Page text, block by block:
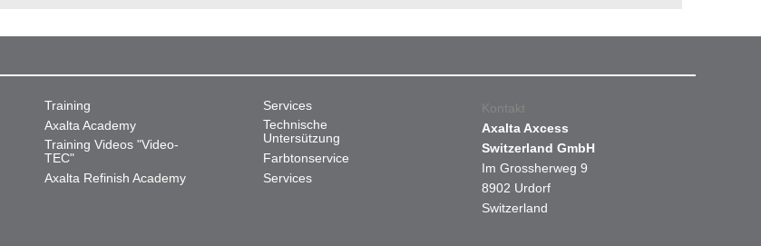
Training
Axalta Academy
Training Videos "Video-
TEC"
Axalta Refinish Academy
Services
Technische
Untersützung
Farbtonservice
Services
Kontakt
Axalta Axcess
Switzerland GmbH
Im Grossherweg 9
8902 Urdorf
Switzerland